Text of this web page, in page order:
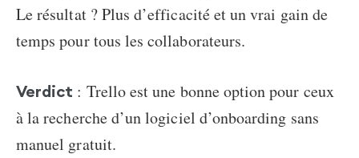
Le résultat ? Plus d’efficacité et un vrai gain de
temps pour tous les collaborateurs.
Verdict : Trello est une bonne option pour ceux
à la recherche d’unlogiciel d’onboarding sans
manuel gratuit.